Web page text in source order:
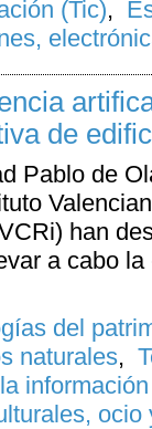
(Tic),
de
Pablo de
han
a cabo
del
naturales,
ocio